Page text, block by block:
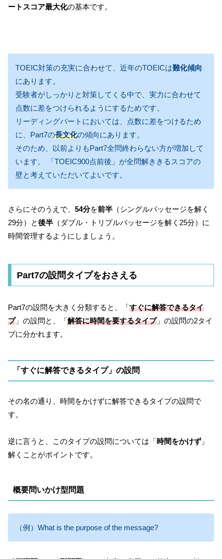
ートスコア最大化の基本です。
TOEIC対策の充実に合わせて、近年のTOEICは難化傾向
にあります。
受験者がしっかりと対策してくる中で、実力に合わせて
点数に差をつけられるようにするためです。
リーディングパートにおいては、点数に差をつけるため
に、Part7の長文化の傾向にあります。
そのため、以前よりもPart7全問終わらない方が増加して
います。 「TOEIC900点前後」が全問解ききるスコアの
壁と考えていただいてよいです。
さらにそのうえで、 54分を前半 （シングルパッセージを解く
29分）と後半 （ダブル・トリプルパッセージを解く25分）に
時間管理するようにしましょう。
Part7の設問タイプをおさえる
Part7の設問を大きく分類すると、「 すぐに解答できるタイ
プ」の設問と、「 解答に時間を要するタイプ」の設問の2タイ
プに分かれます。
「すぐに解答できるタイプ」の設問
その名の通り、時間をかけずに解答できるタイプの設問で
す。
逆に言うと、このタイプの設問については「時間をかけず 」
解くことがポイントです。
概要問いかけ型問題
（例）What is the purpose of the message?